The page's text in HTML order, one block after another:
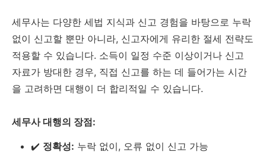
세무사는 다양한 세법 지식과 신고 경험을 바탕으로 누락
없이 신고할 뿐만 아니라, 신고자에게 유리한 절세 전략도
적용할 수 있습니다. 소득이 일정 수준 이상이거나 신고
자료가 방대한 경우, 직접 신고를 하는 데 들어가는 시간
을 고려하면 대행이 더 합리적일 수 있습니다.
세무사 대행의 장점:
✔️ 정확성: 누락 없이, 오류 없이 신고 가능